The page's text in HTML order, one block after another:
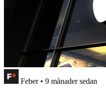
Feber • 9 månader sedan